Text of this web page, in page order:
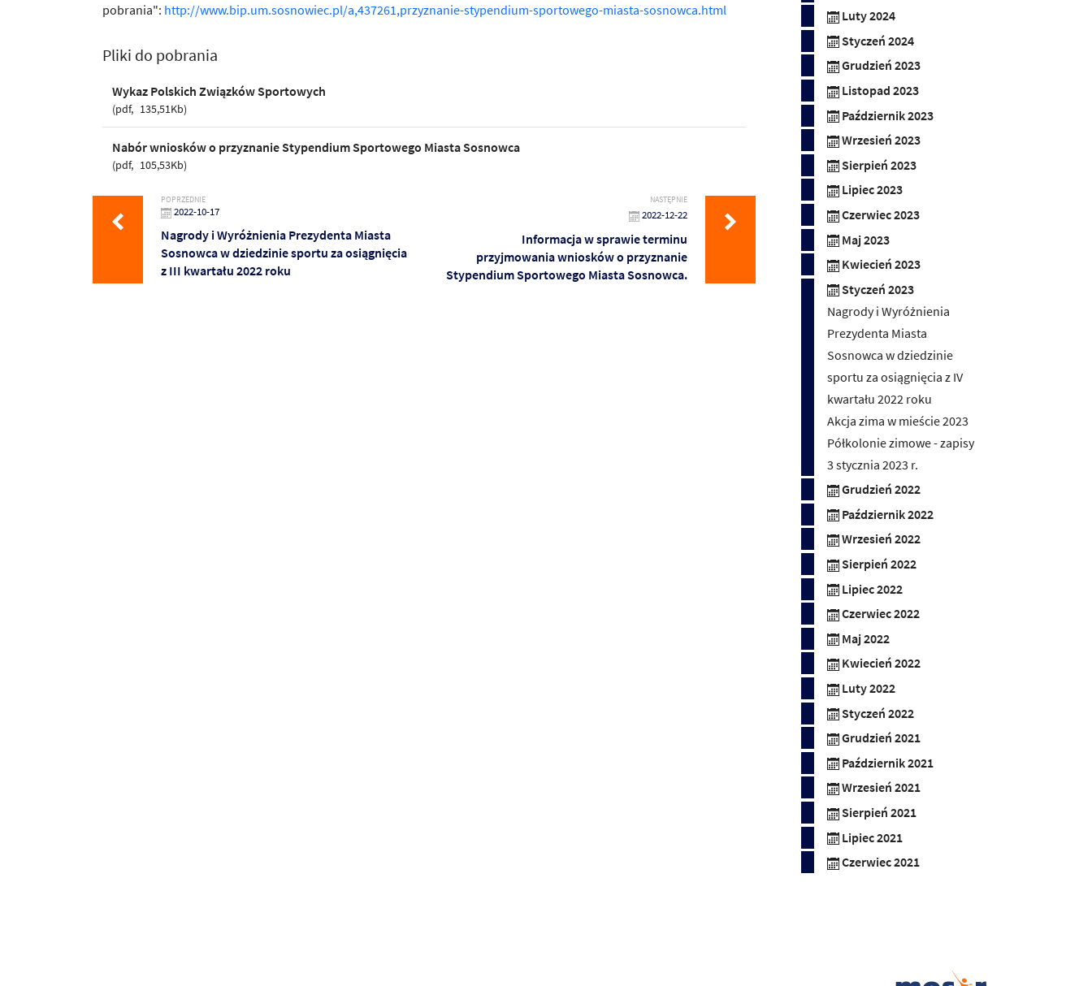
pobrania": http://www.bip.um.sosnowiec.pl/a,437261,przyznanie-stypendium-sportowego-miasta-sosnowca.html
Pliki do pobrania
Wykaz Polskich Związków Sportowych
pdf 135,51Kb
Nabór wniosków o przyznanie Stypendium Sportowego Miasta Sosnowca
pdf 105,53Kb
POPRZEDNIE
2022-10-17
Nagrody i Wyróżnienia Prezydenta Miasta
Sosnowca w dziedzinie sportu za osiągnięcia
z III kwartału 2022 roku
NASTĘPNIE
2022-12-22
Informacja w sprawie terminu
przyjmowania wniosków o przyznanie
Stypendium Sportowego Miasta Sosnowca.
Luty 2024
Styczeń 2024
Grudzień 2023
Listopad 2023
Październik 2023
Wrzesień 2023
Sierpień 2023
Lipiec 2023
Czerwiec 2023
Maj 2023
Kwiecień 2023
Styczeń 2023
Nagrody i Wyróżnienia
Prezydenta Miasta
Sosnowca w dziedzinie
sportu za osiągnięcia z IV
kwartału 2022 roku
Akcja zima w mieście 2023
Półkolonie zimowe - zapisy
3 stycznia 2023 r.
Grudzień 2022
Październik 2022
Wrzesień 2022
Sierpień 2022
Lipiec 2022
Czerwiec 2022
Maj 2022
Kwiecień 2022
Luty 2022
Styczeń 2022
Grudzień 2021
Październik 2021
Wrzesień 2021
Sierpień 2021
Lipiec 2021
Czerwiec 2021